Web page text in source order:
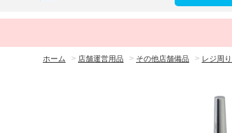
ホーム > 店舗運営用品 > その他店舗備品 > レジ周